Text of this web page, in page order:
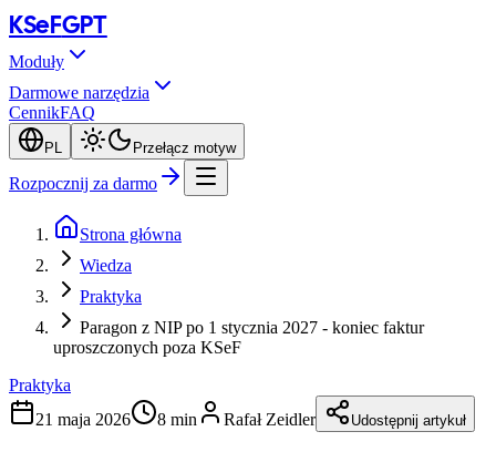
KSeFGPT
Moduły
Darmowe narzędzia
CennikFAQ
PL Przełącz motyw
Rozpocznij za darmo
Strona główna
Wiedza
Praktyka
Paragon z NIP po 1 stycznia 2027 - koniec faktur
uproszczonych poza KSeF
Praktyka
21 maja 2026
8 min Rafał Zeidler Udostępnij artykuł